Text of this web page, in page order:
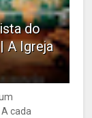
do
A Igreja
cada